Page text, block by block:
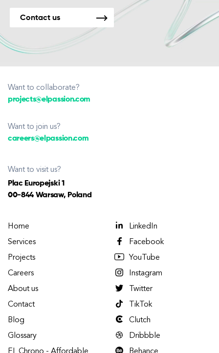
Contact us
Want to collaborate?
projects@elpassion.com
Want to join us?
careers@elpassion.com
Want to visit us?
Plac Europejski 1
00-844 Warsaw, Poland
Home
Services
Projects
Careers
About us
Contact
Blog
Glossary
LinkedIn
Facebook
YouTube
Instagram
Twitter
TikTok
Clutch
Dribbble